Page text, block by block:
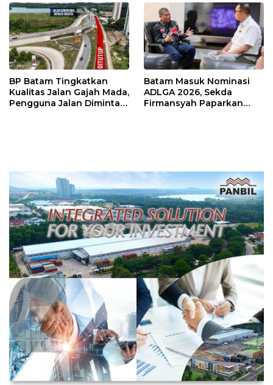
BP Batam Tingkatkan
Kualitas Jalan Gajah Mada,
Pengguna Jalan Diminta
Batam Masuk Nominasi
ADLGA 2026, Sekda
Firmansyah Paparkan